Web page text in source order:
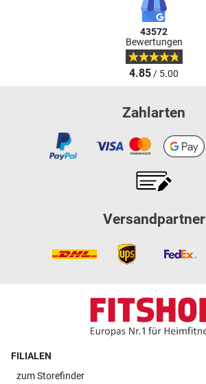
43572
Bewertungen
4.85/ 5.00
Zahlarten
Versandpartner
FILIALEN
zumStorefinder